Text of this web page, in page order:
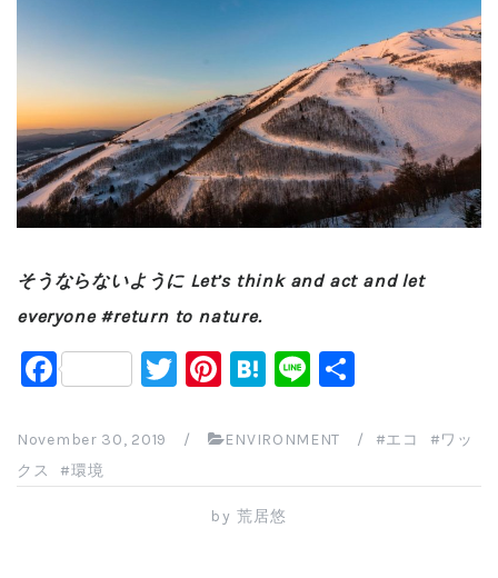
そうならないように Let’s think and act and let
everyone #return to nature.
F
a
c
e
T
wi
tt
er
Pi
nt
er
e
st
H
at
e
n
a
Li
n
e
November 30, 2019 / ENVIRONMENT / エコ
ワッ
クス
環境
by 荒居悠